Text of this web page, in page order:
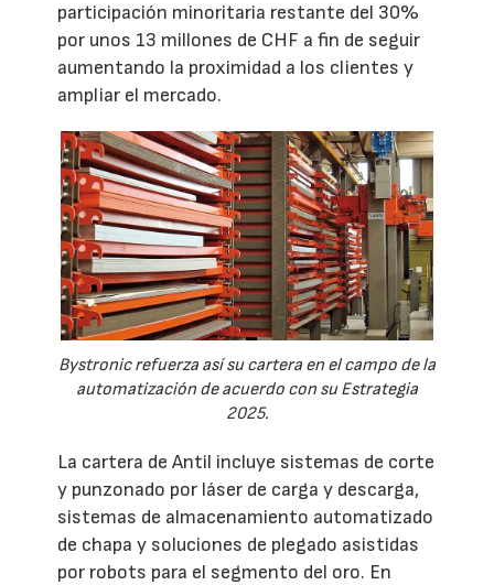
participación minoritaria restante del 30%
por unos 13 millones de CHF a fin de seguir
aumentando la proximidad a los clientes y
ampliar el mercado.
Bystronic refuerza así su cartera en el campo de la
automatización de acuerdo con su Estrategia
2025.
La cartera de Antil incluye sistemas de corte
y punzonado por láser de carga y descarga,
sistemas de almacenamiento automatizado
de chapa y soluciones de plegado asistidas
por robots para el segmento del oro. En